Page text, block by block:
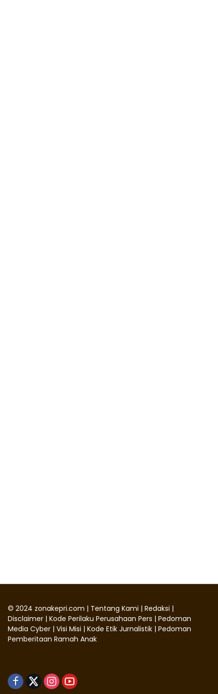
© 2024 zonakepri.com | Tentang Kami | Redaksi |
Disclaimer | Kode Perilaku Perusahaan Pers | Pedoman
Media Cyber | Visi Misi | Kode Etik Jurnalistik | Pedoman
Pemberitaan Ramah Anak